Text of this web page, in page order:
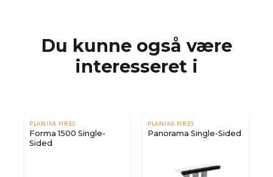
Du kunne også være
interesseret i
PLANIKA FIRES
Forma 1500 Single-
Sided
PLANIKA FIRES
Panorama Single-Sided